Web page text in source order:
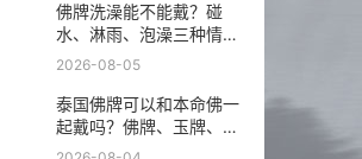
佛牌洗澡能不能戴？碰
水、淋雨、泡澡三种情况
分开说
2026-08-05
泰国佛牌可以和本命佛一
起戴吗？佛牌、玉牌、平
安符怎么搭更稳？